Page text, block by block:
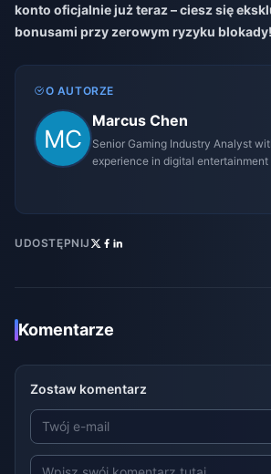
konto oficjalnie już teraz – ciesz się
bonusami przy zerowym ryzyku blokady!
O AUTORZE
Marcus Chen
Senior Gaming Industry Analyst
experience in digital entertainment
UDOSTĘPNIJ
Komentarze
Zostaw komentarz